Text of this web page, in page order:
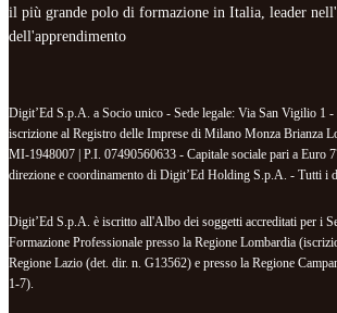
il più grande polo di formazione in Italia, leader
dell'apprendimento
Digit’Ed S.p.A. a Socio unico - Sede legale: Via San Vigilio 1
iscrizione al Registro delle Imprese di Milano Monza Brianza
MI-1948007 | P.I. 07490560633 - Capitale sociale pari a Euro
direzione e coordinamento di Digit’Ed Holding S.p.A. - Tutti i
Digit’Ed S.p.A. è iscritto all'Albo dei soggetti accreditati per i
Formazione Professionale presso la Regione Lombardia
Regione Lazio (det. dir. n. G13562) e presso la Regione
1-7).